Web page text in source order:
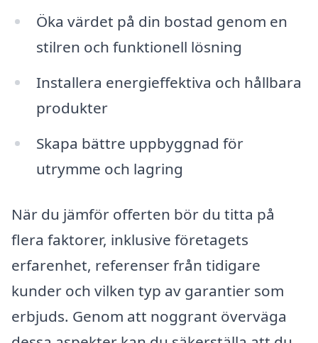
Öka värdet på din bostad genom en
stilren och funktionell lösning
Installera energieffektiva och hållbara
produkter
Skapa bättre uppbyggnad för
utrymme och lagring
När du jämför offerten bör du titta på
flera faktorer, inklusive företagets
erfarenhet, referenser från tidigare
kunder och vilken typ av garantier som
erbjuds. Genom att noggrant överväga